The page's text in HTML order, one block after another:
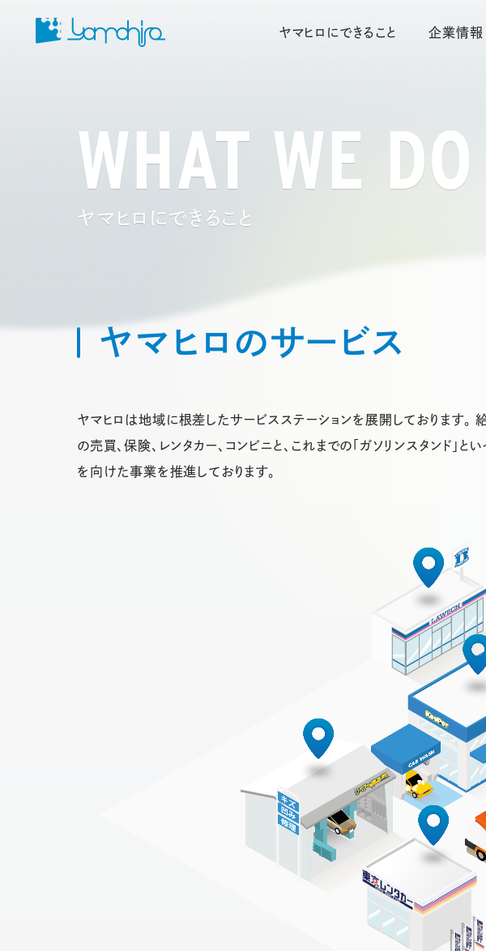
ヤマヒロにできること 企業情報
WHAT WE DO
ヤマヒロにできること
ヤマヒロのサービス
ヤマヒロは地域に根差したサービスステーションを展開しております。
の売買、保険、レンタカー、コンビニと、これまでの「ガソリンスタンド」
を向けた事業を推進しております。